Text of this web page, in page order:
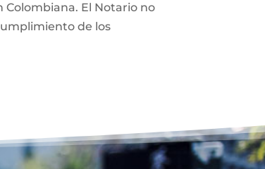
Colombiana. El Notario no
de los